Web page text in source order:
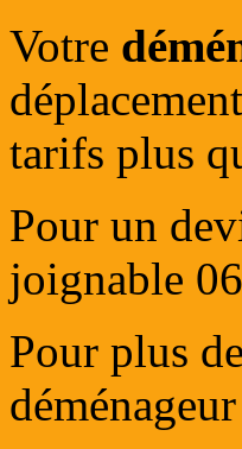
Votre
tarifs plus
Pour un
joignable
Pour plus